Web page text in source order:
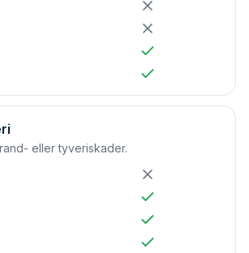
eller tyveriskader.